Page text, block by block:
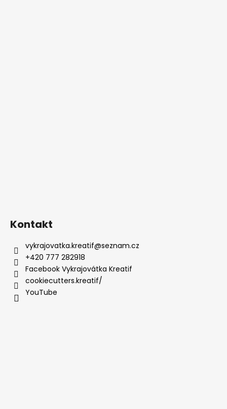
Kontakt
vykrajovatka.kreatif@seznam.cz
+420 777 282918
Facebook Vykrajovátka Kreatif
cookiecutters.kreatif/
YouTube